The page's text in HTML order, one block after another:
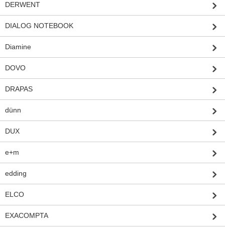
DERWENT
DIALOG NOTEBOOK
Diamine
DOVO
DRAPAS
dünn
DUX
e+m
edding
ELCO
EXACOMPTA